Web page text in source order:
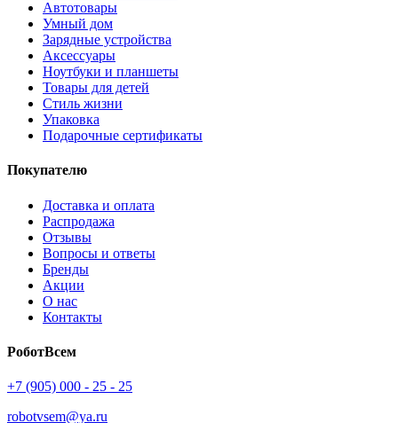
Автотовары
Умный дом
Зарядные устройства
Аксессуары
Ноутбуки и планшеты
Товары для детей
Стиль жизни
Упаковка
Подарочные сертификаты
Покупателю
Доставка и оплата
Распродажа
Отзывы
Вопросы и ответы
Бренды
Акции
О нас
Контакты
РоботВсем
+7 (905) 000 - 25 - 25
robotvsem@ya.ru